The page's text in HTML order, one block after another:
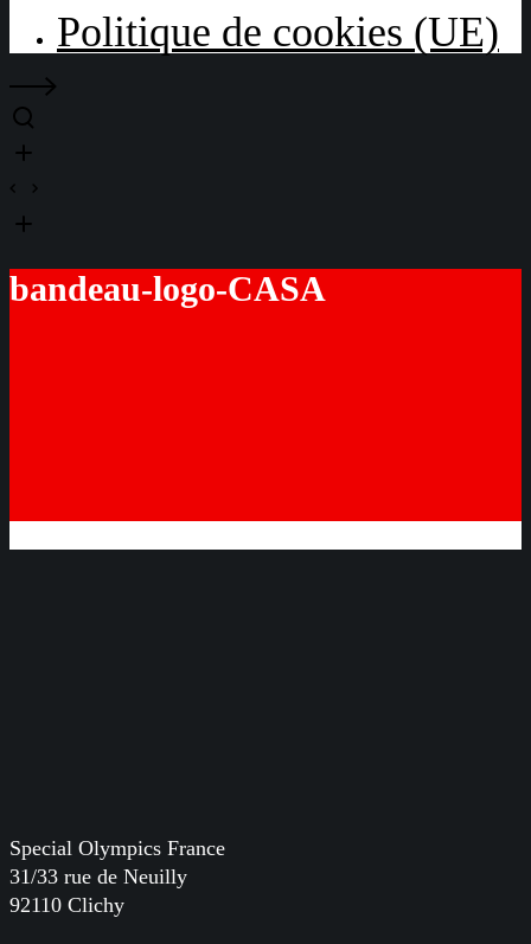
Politique de cookies (UE)
bandeau-logo-CASA
Special Olympics France
31/33 rue de Neuilly
92110 Clichy